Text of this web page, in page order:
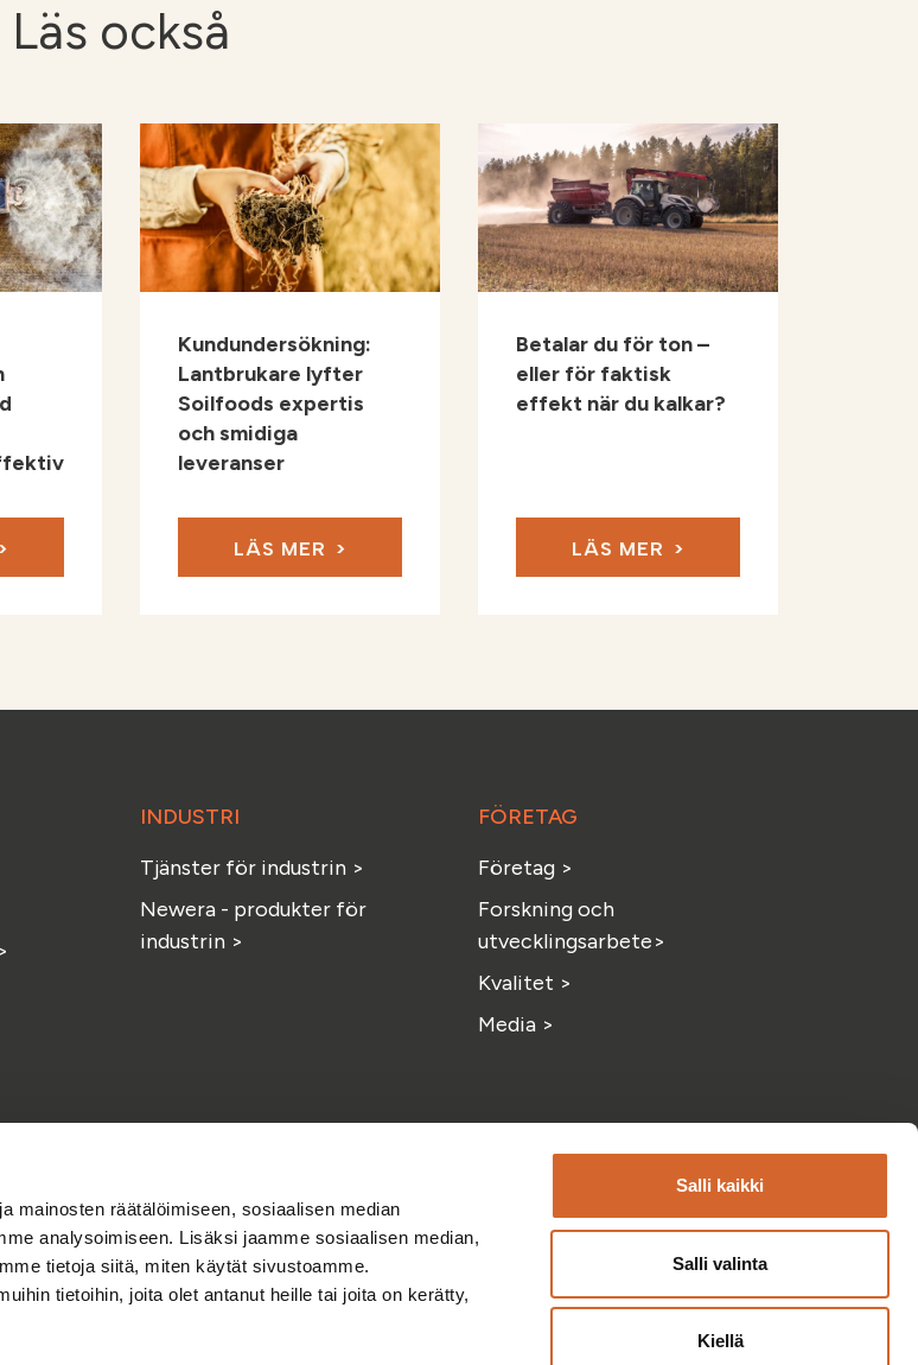
mainosten räätälöimiseen, sosiaalisen median
analysoimiseen. Lisäksi jaamme sosiaalisen median,
tietoja siitä, miten käytät sivustoamme.
tietoihin, joita olet antanut heille tai joita on kerätty,
Salli kaikki
Salli valinta
Kiellä
Läs också
Kundundersökning:
Lantbrukare lyfter
Soilfoods expertis
och smidiga
leveranser
LÄS MER
Betalar du för ton –
eller för faktisk
effekt när du kalkar?
LÄS MER
INDUSTRI
Tjänster för industrin >
Newera - produkter för
industrin >
FÖRETAG
Företag >
Forskning och
utvecklingsarbete>
Kvalitet >
Media >
här
FacebookLinkedinInstagramYouTube